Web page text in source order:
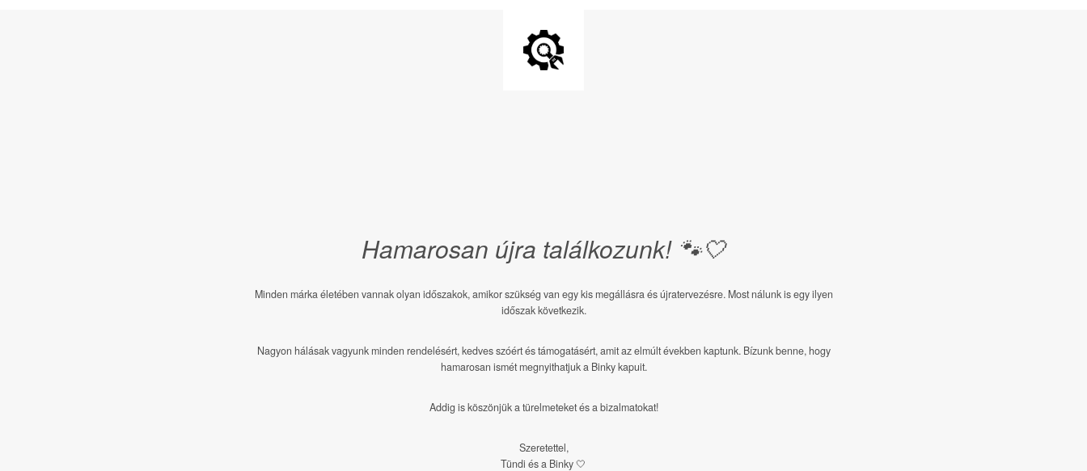
Hamarosan újra találkozunk! 🐾🤍
Minden márka életében vannak olyan időszakok, amikor szükség van egy kis megállásra és újratervezésre. Most nálunk is egy ilyen
időszak következik.
Nagyon hálásak vagyunk minden rendelésért, kedves szóért és támogatásért, amit az elmúlt években kaptunk. Bízunk benne, hogy
hamarosan ismét megnyithatjuk a Binky kapuit.
Addig is köszönjük a türelmeteket és a bizalmatokat!
Szeretettel,
Tündi és a Binky 🤍